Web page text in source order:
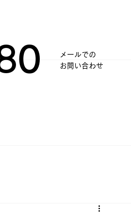
メールでの
​お問い合わせ